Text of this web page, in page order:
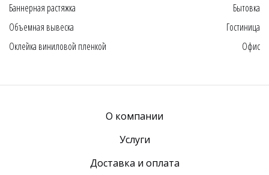
Баннерная растяжка
Объемная вывеска
Оклейка виниловой пленкой
Бытовка
Гостиница
Офис
О компании
Услуги
Доставка и оплата